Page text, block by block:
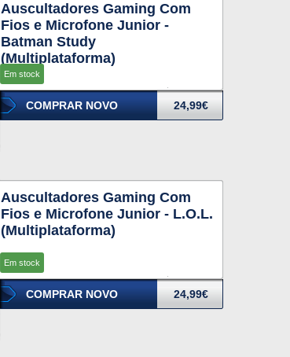
Auscultadores Gaming Com
Fios e Microfone Junior -
Batman Study
(Multiplataforma)
Em stock
COMPRAR NOVO 24,99€
Auscultadores Gaming Com
Fios e Microfone Junior - L.O.L.
(Multiplataforma)
Em stock
COMPRAR NOVO 24,99€